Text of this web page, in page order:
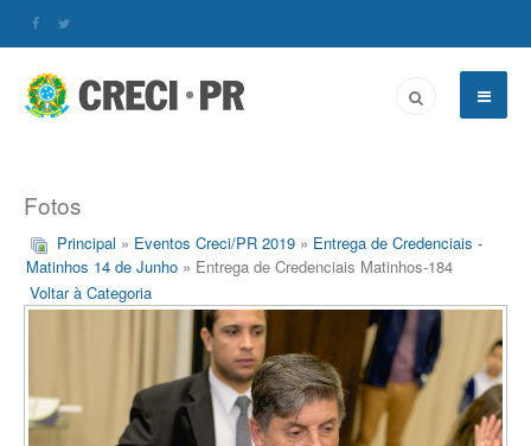
Fotos
Principal » Eventos Creci/PR 2019 » Entrega de Credenciais -
Matinhos 14 de Junho » Entrega de Credenciais Matinhos-184
Voltar à Categoria